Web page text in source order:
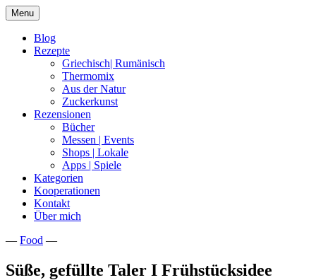
Skip
to
content
Menu
Blog
Rezepte
Griechisch| Rumänisch
Thermomix
Aus der Natur
Zuckerkunst
Rezensionen
Bücher
Messen | Events
Shops | Lokale
Apps | Spiele
Kategorien
Kooperationen
Kontakt
Über mich
Nia Latea
— Food —
Süße, gefüllte Taler I Frühstücksidee